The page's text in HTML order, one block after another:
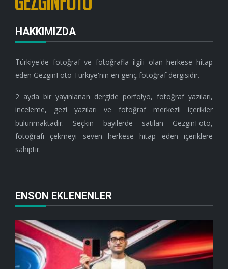
HAKKIMIZDA
Türkiye'de fotoğraf ve fotoğrafla ilgili olan herkese hitap
eden GezginFoto Türkiye'nin en genç fotoğraf dergisidir.
2 ayda bir yayınlanan dergide porfolyo, fotoğraf yazıları,
inceleme, gezi yazıları ve fotoğraf merkezli içerikler
bulunmaktadır. Seçkin bayilerde satılan GezginFoto,
fotoğrafı çekmeyi seven herkese hitap eden içeriklere
sahiptir.
ENSON EKLENENLER